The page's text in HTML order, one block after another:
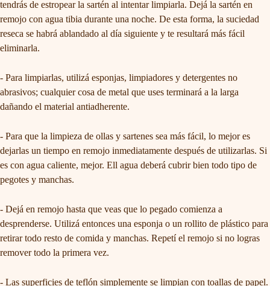
tendrás de estropear la sartén al intentar limpiarla. Dejá la sartén en
remojo con agua tibia durante una noche. De esta forma, la suciedad
reseca se habrá ablandado al día siguiente y te resultará más fácil
eliminarla.
- Para limpiarlas, utilizá esponjas, limpiadores y detergentes no
abrasivos; cualquier cosa de metal que uses terminará a la larga
dañando el material antiadherente.
- Para que la limpieza de ollas y sartenes sea más fácil, lo mejor es
dejarlas un tiempo en remojo inmediatamente después de utilizarlas. Si
es con agua caliente, mejor. Ell agua deberá cubrir bien todo tipo de
pegotes y manchas.
- Dejá en remojo hasta que veas que lo pegado comienza a
desprenderse. Utilizá entonces una esponja o un rollito de plástico para
retirar todo resto de comida y manchas. Repetí el remojo si no logras
remover todo la primera vez.
- Las superficies de teflón simplemente se limpian con toallas de papel.